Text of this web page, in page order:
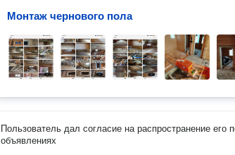
Монтаж чернового пола
Пользователь дал согласие на распространение его
объявлениях